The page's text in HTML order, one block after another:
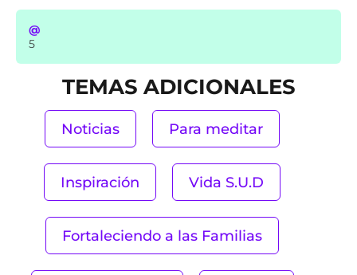
@
5
TEMAS ADICIONALES
Noticias Para meditar
Inspiración Vida S.U.D
Fortaleciendo a las Familias